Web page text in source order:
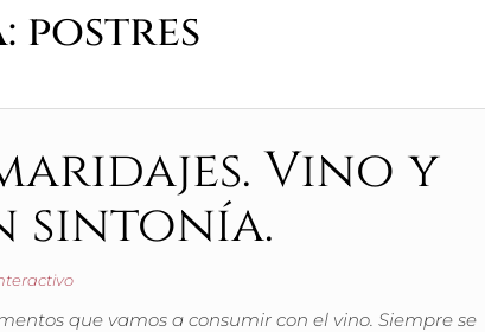
postres
Vino y
sintonía.
que vamos a consumir con el vino. Siempre se